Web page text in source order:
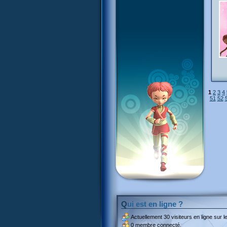
1 2 3 4
51 52
Qui est en ligne ?
Actuellement 30 visiteurs en ligne sur
0 membre connecté.